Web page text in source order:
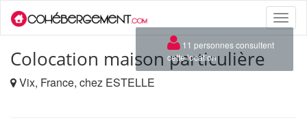
Toggle
Colocation maison particulière
Vix, France, chez ESTELLE
×
11 personnes consultent
cette location